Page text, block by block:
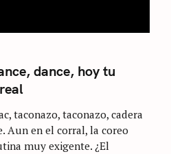
dance, hoy tu
taconazo, taconazo, cadera
Aun en el corral, la coreo
muy exigente. ¿El